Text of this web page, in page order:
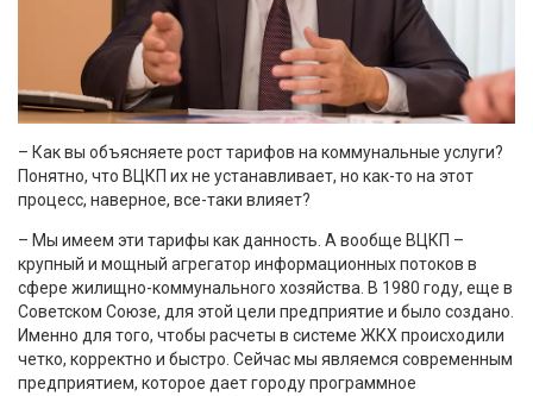
– Как вы объясняете рост тарифов на коммунальные услуги?
Понятно, что ВЦКП их не устанавливает, но как-то на этот
процесс, наверное, все-таки влияет?
– Мы имеем эти тарифы как данность. А вообще ВЦКП –
крупный и мощный агрегатор информационных потоков в
сфере жилищно-коммунального хозяйства. В 1980 году, еще в
Советском Союзе, для этой цели предприятие и было создано.
Именно для того, чтобы расчеты в системе ЖКХ происходили
четко, корректно и быстро. Сейчас мы являемся современным
предприятием, которое дает городу программное